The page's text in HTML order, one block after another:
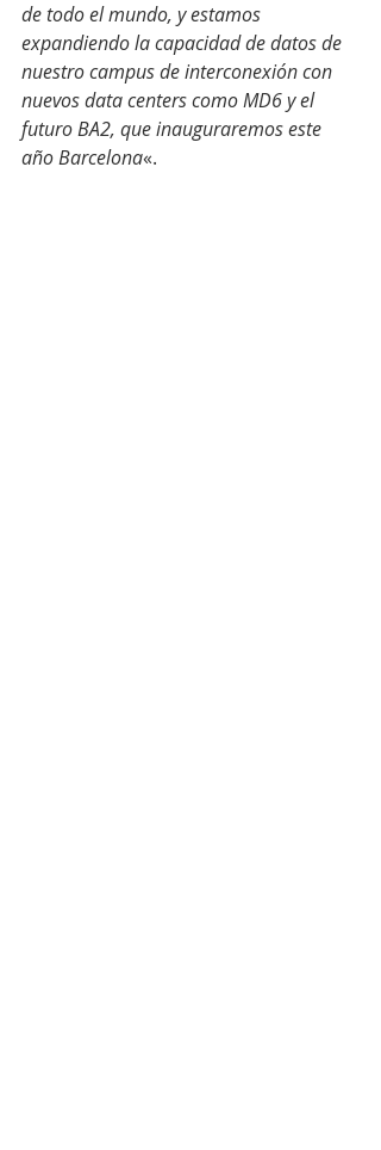
de todo el mundo, y estamos
expandiendo la capacidad de datos de
nuestro campus de interconexión con
nuevos data centers como MD6 y el
futuro BA2, que inauguraremos este
año Barcelona«.